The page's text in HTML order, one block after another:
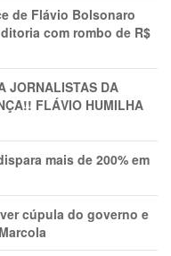
de Flávio Bolsonaro
com rombo de R$
JORNALISTAS DA
FLÁVIO HUMILHA
mais de 200% em
cúpula do governo e